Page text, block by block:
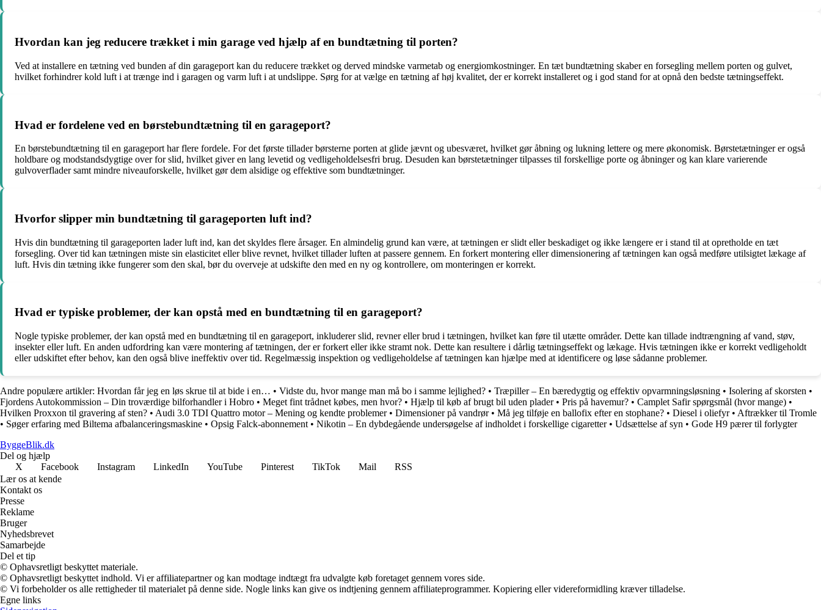
Hvordan kan jeg reducere trækket i min garage ved hjælp af en bundtætning til porten?
Ved at installere en tætning ved bunden af ​​din garageport kan du reducere trækket og derved mindske varmetab og energiomkostninger. En tæt bundtætning skaber en forsegling mellem porten og gulvet,
hvilket forhindrer kold luft i at trænge ind i garagen og varm luft i at undslippe. Sørg for at vælge en tætning af høj kvalitet, der er korrekt installeret og i god stand for at opnå den bedste tætningseffekt.
Hvad er fordelene ved en børstebundtætning til en garageport?
En børstebundtætning til en garageport har flere fordele. For det første tillader børsterne porten at glide jævnt og ubesværet, hvilket gør åbning og lukning lettere og mere økonomisk. Børstetætninger er også
holdbare og modstandsdygtige over for slid, hvilket giver en lang levetid og vedligeholdelsesfri brug. Desuden kan børstetætninger tilpasses til forskellige porte og åbninger og kan klare varierende
gulvoverflader samt mindre niveauforskelle, hvilket gør dem alsidige og effektive som bundtætninger.
Hvorfor slipper min bundtætning til garageporten luft ind?
Hvis din bundtætning til garageporten lader luft ind, kan det skyldes flere årsager. En almindelig grund kan være, at tætningen er slidt eller beskadiget og ikke længere er i stand til at opretholde en tæt
forsegling. Over tid kan tætningen miste sin elasticitet eller blive revnet, hvilket tillader luften at passere gennem. En forkert montering eller dimensionering af tætningen kan også medføre utilsigtet lækage af
luft. Hvis din tætning ikke fungerer som den skal, bør du overveje at udskifte den med en ny og kontrollere, om monteringen er korrekt.
Hvad er typiske problemer, der kan opstå med en bundtætning til en garageport?
Nogle typiske problemer, der kan opstå med en bundtætning til en garageport, inkluderer slid, revner eller brud i tætningen, hvilket kan føre til utætte områder. Dette kan tillade indtrængning af vand, støv,
insekter eller luft. En anden udfordring kan være montering af tætningen, der er forkert eller ikke stramt nok. Dette kan resultere i dårlig tætningseffekt og lækage. Hvis tætningen ikke er korrekt vedligeholdt
eller udskiftet efter behov, kan den også blive ineffektiv over tid. Regelmæssig inspektion og vedligeholdelse af tætningen kan hjælpe med at identificere og løse sådanne problemer.
Andre populære artikler: Hvordan får jeg en løs skrue til at bide i en… • Vidste du, hvor mange man må bo i samme lejlighed? • Træpiller – En bæredygtig og effektiv opvarmningsløsning • Isolering af skorsten •
Fjordens Autokommission – Din troværdige bilforhandler i Hobro • Meget fint trådnet købes, men hvor? • Hjælp til køb af brugt bil uden plader• Pris på havemur? • Camplet Safir spørgsmål (hvor mange) •
Hvilken Proxxon til gravering af sten? • Audi 3.0 TDI Quattro motor – Mening og kendte problemer• Dimensioner på vandrør• Må jeg tilføje en ballofix efter en stophane? • Diesel i oliefyr• Aftrækker til Tromle
• Søger erfaring med Biltema afbalanceringsmaskine • Opsig Falck-abonnement • Nikotin – En dybdegående undersøgelse af indholdet i forskellige cigaretter• Udsættelse af syn • Gode H9 pærer til forlygter
ByggeBlik.dk
Del og hjælp
X
Facebook Instagram LinkedIn YouTube Pinterest TikTok Mail
RSS
Lær os at kende
Kontakt os
Presse
Reklame
Bruger
Nyhedsbrevet
Samarbejde
Del et tip
© Ophavsretligt beskyttet materiale.
© Ophavsretligt beskyttet indhold. Vi er affiliatepartner og kan modtage indtægt fra udvalgte køb foretaget gennem vores side.
© Vi forbeholder os alle rettigheder til materialet på denne side. Nogle links kan give os indtjening gennem affiliateprogrammer. Kopiering eller videreformidling kræver tilladelse.
Egne links